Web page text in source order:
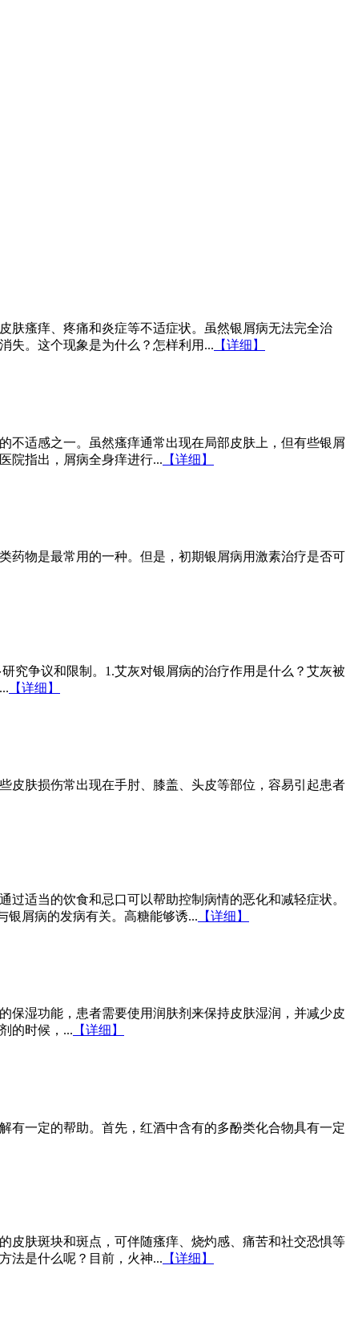
肤瘙痒、疼痛和炎症等不适症状。虽然银屑病无法完全治
失。这个现象是为什么？怎样利用... 【详细】
不适感之一。虽然瘙痒通常出现在局部皮肤上，但有些银屑
院指出，屑病全身痒进行... 【详细】
药物是最常用的一种。但是，初期银屑病用激素治疗是否可
究争议和限制。1.艾灰对银屑病的治疗作用是什么？艾灰被
【详细】
皮肤损伤常出现在手肘、膝盖、头皮等部位，容易引起患者
适当的饮食和忌口可以帮助控制病情的恶化和减轻症状。
银屑病的发病有关。高糖能够诱... 【详细】
保湿功能，患者需要使用润肤剂来保持皮肤湿润，并减少皮
的时候，... 【详细】
有一定的帮助。首先，红酒中含有的多酚类化合物具有一定
皮肤斑块和斑点，可伴随瘙痒、烧灼感、痛苦和社交恐惧等
法是什么呢？目前，火神... 【详细】